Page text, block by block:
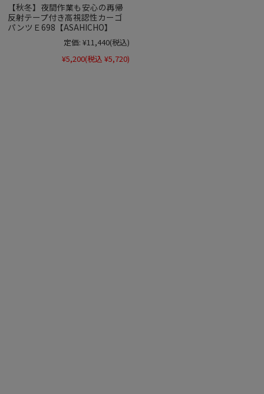
【秋冬】夜間作業も安心の再帰
反射テープ付き高視認性カーゴ
パンツＥ698【ASAHICHO】
定価: ¥11,440(税込)
¥5,200(税込 ¥5,720)